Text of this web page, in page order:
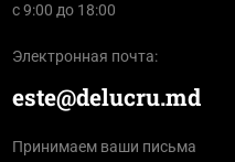
с 9:00 до 18:00
Электронная почта:
este@delucru.md
Принимаем ваши письма